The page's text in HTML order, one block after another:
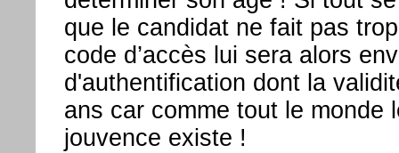
que le candidat ne fait pas
code d’accès lui sera alors
d'authentification dont la
ans car comme tout le monde
jouvence existe !